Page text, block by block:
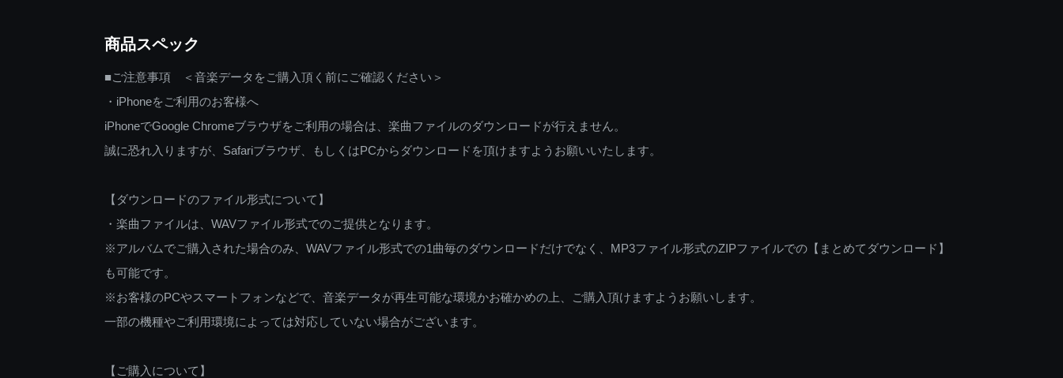
商品スペック
■ご注意事項 ＜音楽データをご購入頂く前にご確認ください＞
・iPhoneをご利用のお客様へ
iPhoneでGoogle Chromeブラウザをご利用の場合は、楽曲ファイルのダウンロードが行えません。
誠に恐れ入りますが、Safariブラウザ、もしくはPCからダウンロードを頂けますようお願いいたします。
【ダウンロードのファイル形式について】
・楽曲ファイルは、WAVファイル形式でのご提供となります。
※アルバムでご購入された場合のみ、WAVファイル形式での1曲毎のダウンロードだけでなく、MP3ファイル形式のZIPファイルでの【まとめてダウンロード】
も可能です。
※お客様のPCやスマートフォンなどで、音楽データが再生可能な環境かお確かめの上、ご購入頂けますようお願いします。
一部の機種やご利用環境によっては対応していない場合がございます。
【ご購入について】